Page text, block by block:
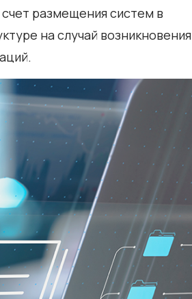
счет размещения систем в
на случай возникновения